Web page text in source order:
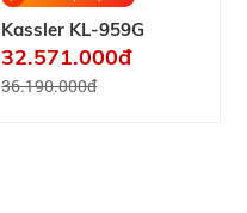
Kassler KL-959G
32.571.000đ
36.190.000đ